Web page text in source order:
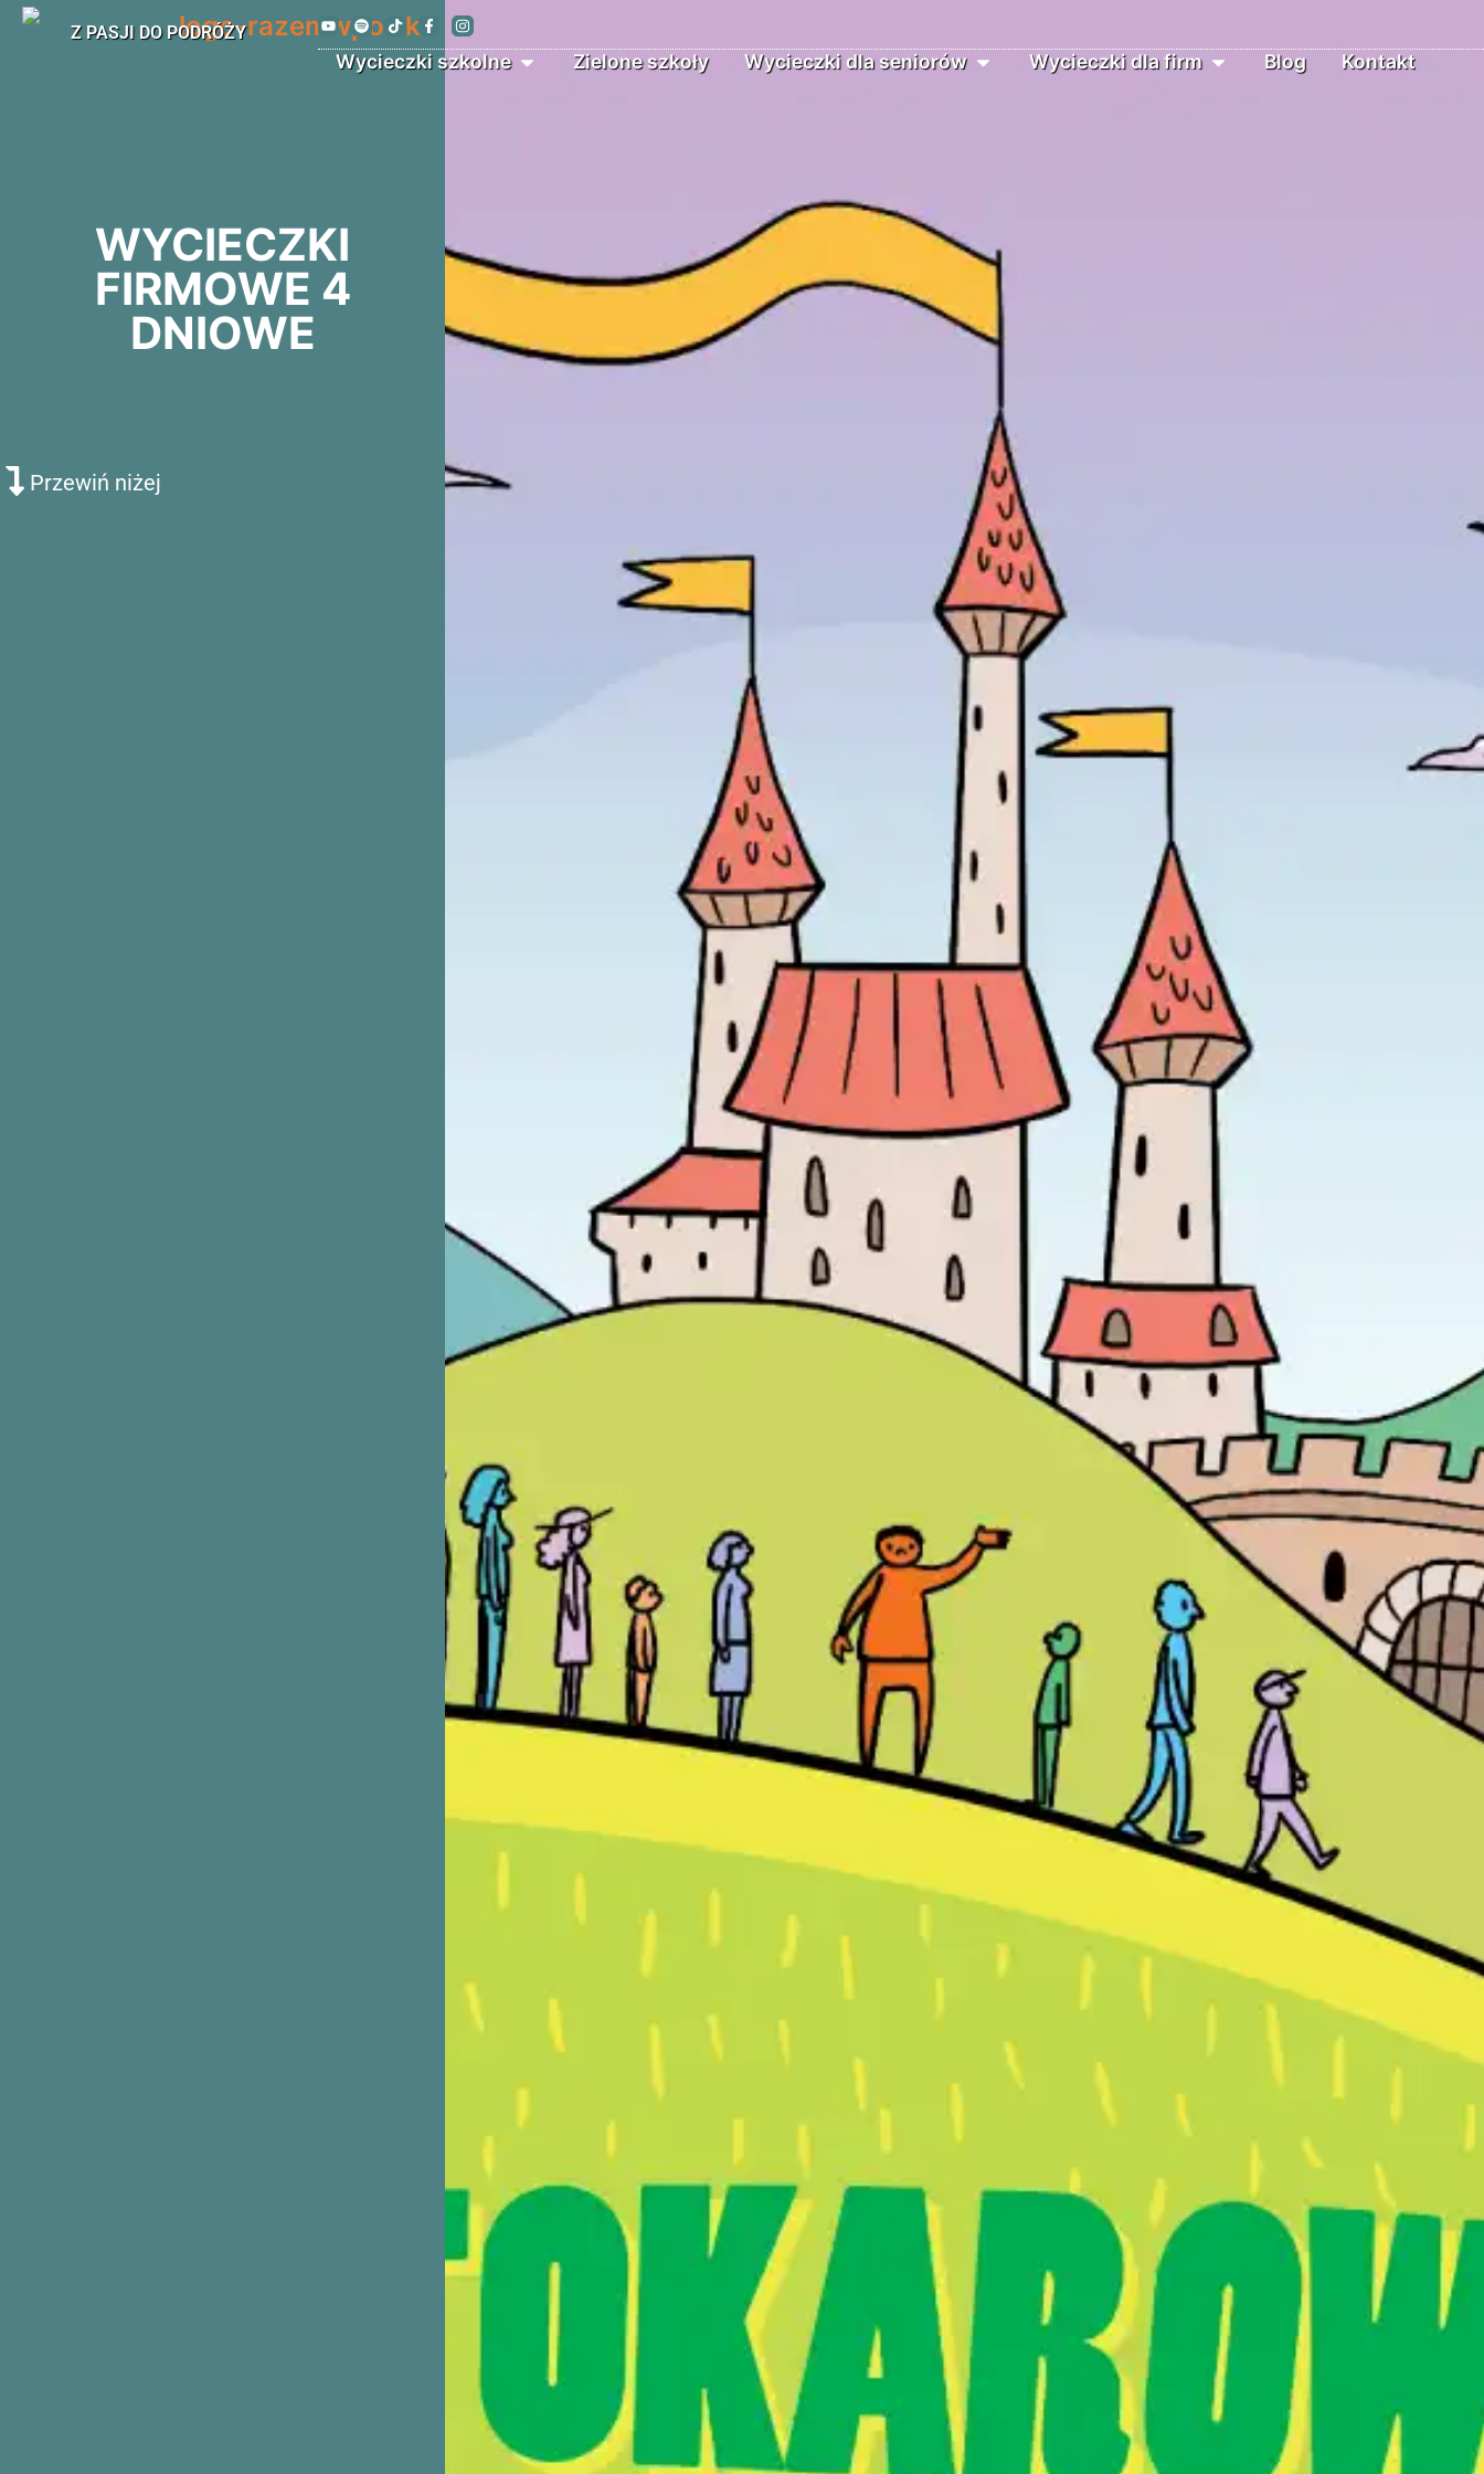
Z PASJI DO PODRÓŻY
Wycieczki szkolne Zielone szkoły Wycieczki dla seniorów Wycieczki dla firm Blog Kontakt
WYCIECZKI
FIRMOWE 4
DNIOWE
Przewiń niżej